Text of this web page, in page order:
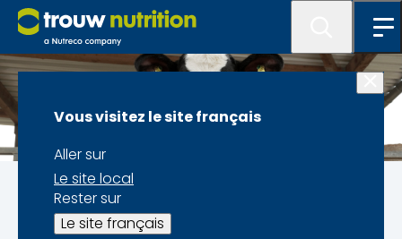
Vous visitez le site français
Aller sur
Le site local
Rester sur
Le site français
Un âge optimal au premier vêlage pour une
production de lait maximale